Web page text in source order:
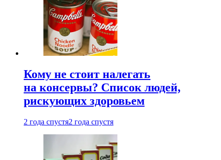
Кому не стоит налегать
на консервы? Список людей,
рискующих здоровьем
2 года спустя2 года спустя